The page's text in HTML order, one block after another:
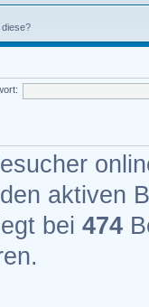
diese?
aktiven
bei 474